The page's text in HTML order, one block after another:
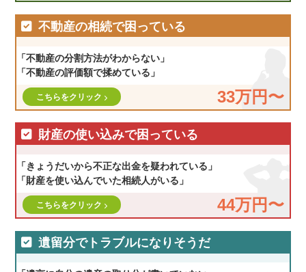
不動産の相続で困っている
「不動産の分割方法がわからない」
「不動産の評価額で揉めている」
33万円〜
こちらをクリック
財産の使い込みで困っている
「きょうだいから不正な出金を疑われている」
「財産を使い込んでいた相続人がいる」
44万円〜
こちらをクリック
遺留分でトラブルになりそうだ